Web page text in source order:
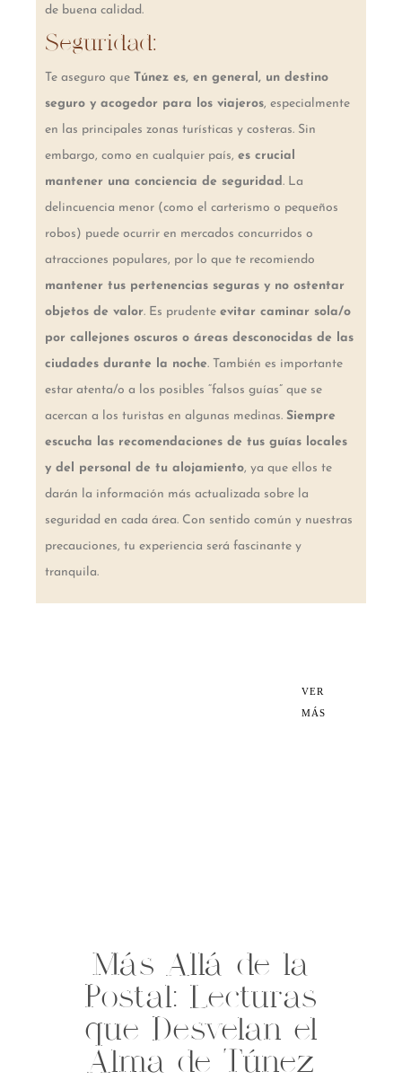
de buena calidad.
Seguridad:
Te aseguro queTúnez es, en general, un destino
seguro y acogedor para los viajeros, especialmente
en las principales zonas turísticas y costeras. Sin
embargo, como en cualquier país,es crucial
mantener una conciencia de seguridad. La
delincuencia menor (como el carterismo o pequeños
robos) puede ocurrir en mercados concurridos o
atracciones populares, por lo que te recomiendo
mantener tus pertenencias seguras y no ostentar
objetos de valor. Es prudenteevitar caminar sola/o
por callejones oscuros o áreas desconocidas de las
ciudades durante la noche. También es importante
estar atenta/o a los posibles “falsos guías” que se
acercan a los turistas en algunas medinas.Siempre
escucha las recomendaciones de tus guías locales
y del personal de tu alojamiento, ya que ellos te
darán la información más actualizada sobre la
seguridad en cada área. Con sentido común y nuestras
precauciones, tu experiencia será fascinante y
tranquila.
VER
MÁS
Más Allá de la
Postal: Lecturas
que Desvelan el
Alma de Túnez